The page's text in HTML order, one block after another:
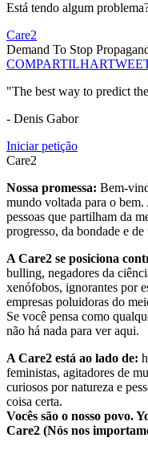
Está tendo algum
Care2
Demand To Stop
COMPARTILHAR
"The best way to predict
- Denis Gabor
Iniciar petição
Care2
Nossa promessa: Bem-
mundo voltada para o
pessoas que partilham da
progresso, da bondade e
A Care2 se posiciona
bulling, negadores da
xenófobos, ignorantes por
empresas poluidoras do
Se você pensa como
não há nada para ver aqui.
A Care2 está ao lado de:
feministas, agitadores de
curiosos por natureza e
coisa certa.
Vocês são o nosso povo.
Care2 (Nós nos